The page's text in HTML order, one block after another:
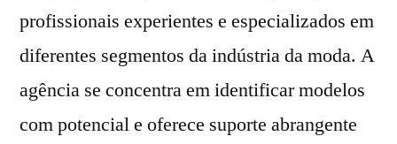
profissionais experientes e especializados em
diferentes segmentos da indústria da moda. A
agência se concentra em identificar modelos
com potencial e oferece suporte abrangente